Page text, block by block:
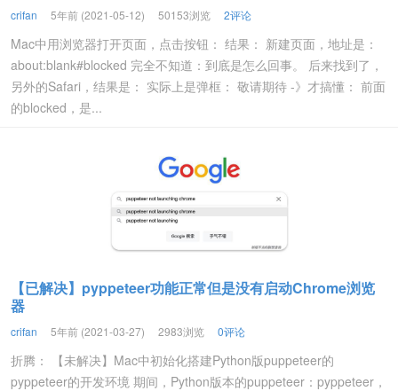
crifan 5年前 (2021-05-12) 50153浏览 2评论
Mac中用浏览器打开页面，点击按钮： 结果： 新建页面，地址是：
about:blank#blocked 完全不知道：到底是怎么回事。 后来找到了，
另外的Safari，结果是： 实际上是弹框： 敬请期待 -》才搞懂： 前面
的blocked，是...
【已解决】pyppeteer功能正常但是没有启动Chrome浏览
器
crifan 5年前 (2021-03-27) 2983浏览 0评论
折腾： 【未解决】Mac中初始化搭建Python版puppeteer的
pyppeteer的开发环境 期间，Python版本的puppeteer：pyppeteer，